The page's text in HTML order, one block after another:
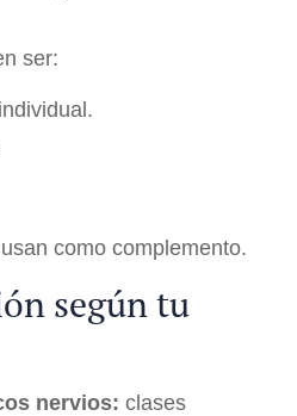
ser:
como complemento.
según tu
nervios: clases